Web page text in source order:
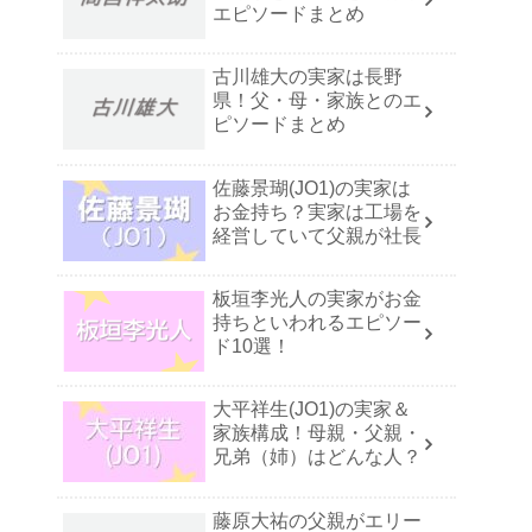
エピソードまとめ
古川雄大の実家は長野
県！父・母・家族とのエ
ピソードまとめ
佐藤景瑚(JO1)の実家は
お金持ち？実家は工場を
経営していて父親が社長
板垣李光人の実家がお金
持ちといわれるエピソー
ド10選！
大平祥生(JO1)の実家＆
家族構成！母親・父親・
兄弟（姉）はどんな人？
藤原大祐の父親がエリー